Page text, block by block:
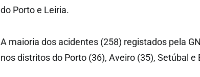
do Porto e Leiria.
A maioria dos acidentes (258) registados pela
nos distritos do Porto (36), Aveiro (35), Setúbal